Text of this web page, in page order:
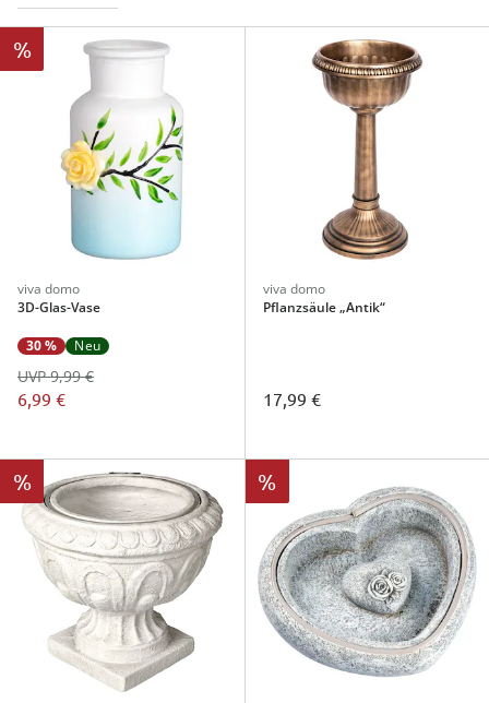
%
viva domo
3D-Glas-Vase
30 % Neu
6,99 €
UVP 9,99 €
viva domo
Pflanzsäule „Antik“
17,99 €
% %